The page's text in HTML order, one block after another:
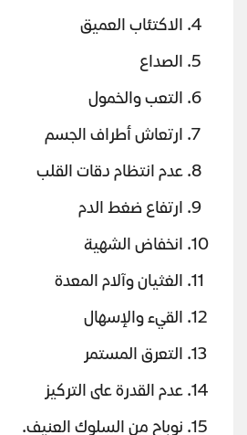
الاكتئاب العميق
الصداع
التعب والخمول
ارتعاش أطراف الجسم
عدم انتظام دقات القلب
ارتفاع ضغط الدم
انخفاض الشهية
الغثيان وآلام المعدة
القيء والإسهال
التعرق المستمر
عدم القدرة على التركيز
نوباح من السلوك العنيف.